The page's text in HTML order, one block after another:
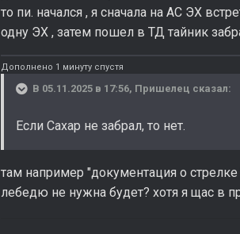
то пи. начался , я сначала на АС ЭХ
одну ЭХ , затем пошел в ТД тайник
Дополнено 1 минуту спустя
В 05.11.2025 в 17:56, Пришелец сказал:
Если Сахар не забрал, то нет.
там например "документация о
лебедю не нужна будет? хотя я щас в